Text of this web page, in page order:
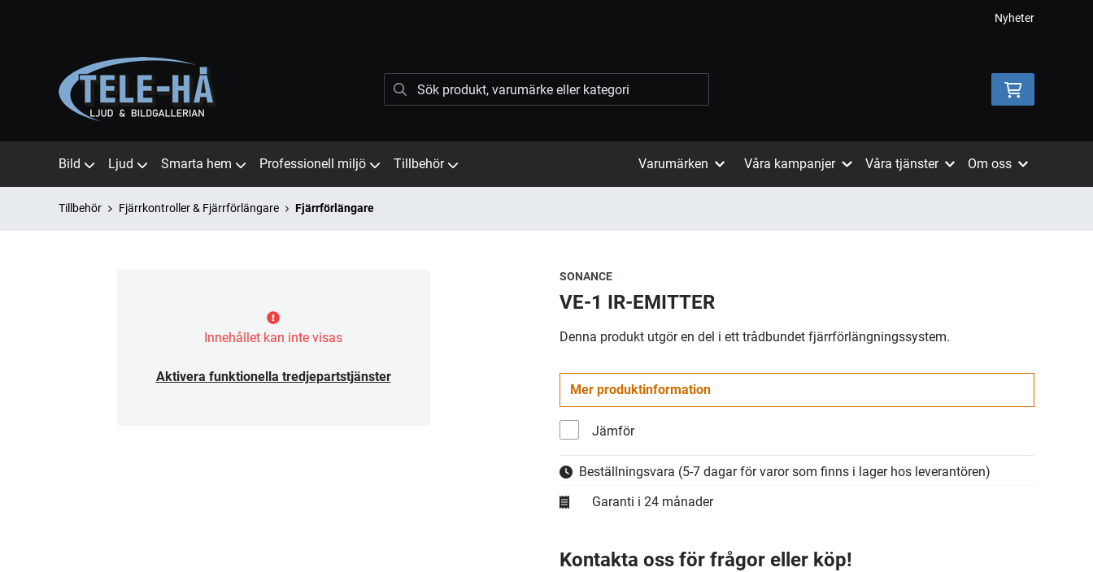
Nyheter
Bild Ljud Smarta hem Professionell miljö Tillbehör Varumärken Våra kampanjer Våra tjänster Om oss
Tillbehör Fjärrkontroller & Fjärrförlängare Fjärrförlängare
Innehållet kan inte visas
Aktivera funktionella tredjepartstjänster
SONANCE
VE-1 IR-EMITTER
Denna produkt utgör en del i ett trådbundet fjärrförlängningssystem.
Mer produktinformation
Jämför
Beställningsvara (5-7 dagar för varor som finns i lager hos leverantören)
Garanti i 24 månader
Kontakta oss för frågor eller köp!